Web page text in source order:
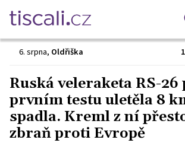
6. srpna, Oldřiška
Ruská veleraketa RS-26
prvním testu uletěla 8
spadla. Kreml z ní
zbraň proti Evropě